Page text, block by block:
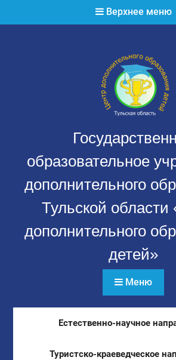
Верхнее меню
образовательное
дополнительного
Тульской области
дополнительного
детей»
Меню
Естественно-научное
Туристско-краеведческое